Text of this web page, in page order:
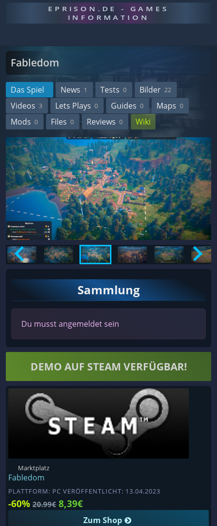
EPRISON.DE - GAMES
INFORMATION
Fabledom
Das Spiel News 1 Tests 0 Bilder 22
Videos 3 Lets Plays 0 Guides 0 Maps 0
Mods 0 Files 0 Reviews 0 Wiki
Sammlung
Du musst angemeldet sein
DEMO AUF STEAM VERFÜGBAR!
Marktplatz
Fabledom
PLATTFORM: PC VERÖFFENTLICHT: 13.04.2023
-60% 20.99€ 8,39€
Zum Shop